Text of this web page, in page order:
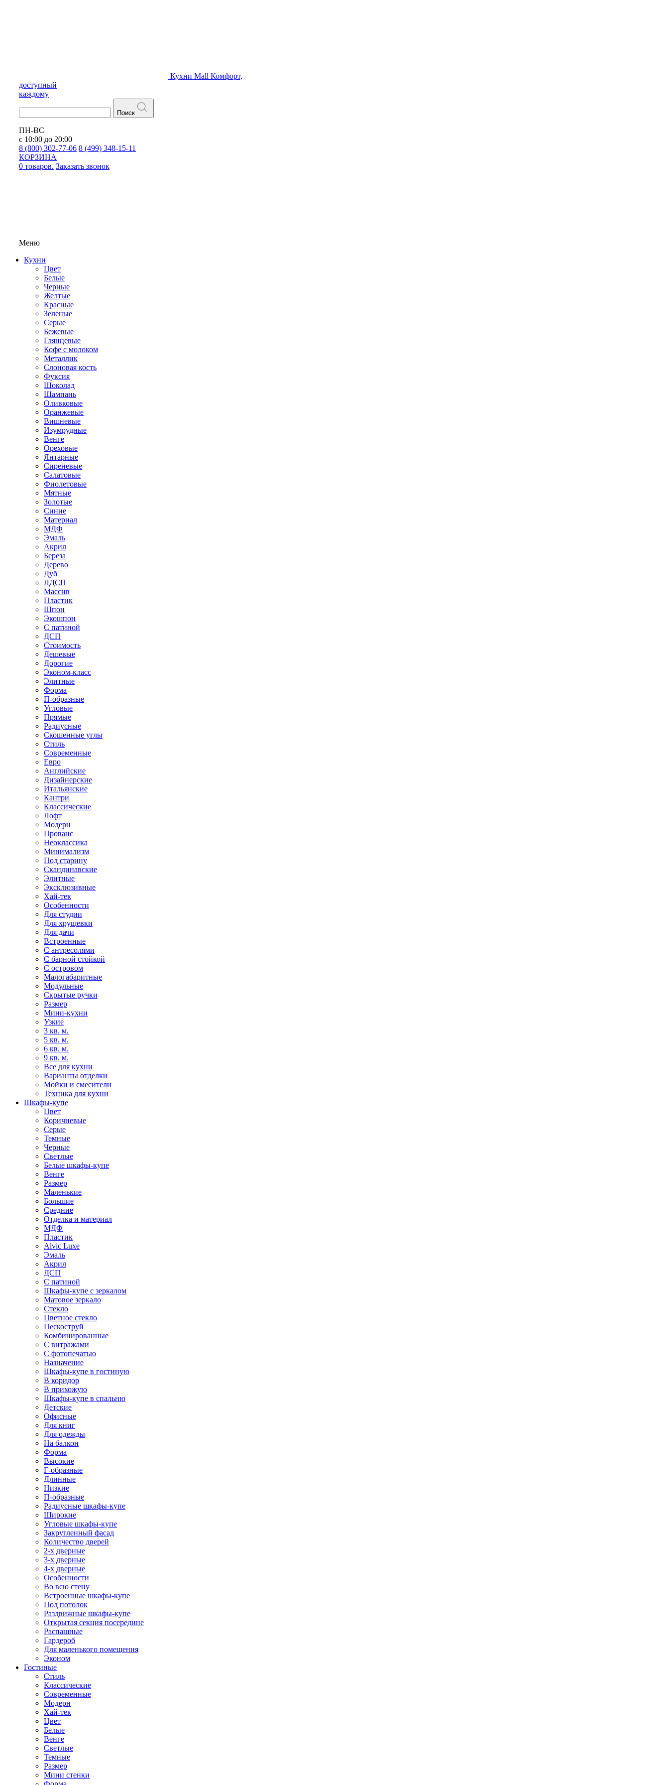
Кухни Mall Комфорт,
доступный
каждому
Поиск
ПН-ВС
с 10:00 до 20:00
8 (800) 302-77-06 8 (499) 348-15-11
КОРЗИНА
0 товаров. Заказать звонок
Меню
Кухни
Цвет
Белые
Черные
Желтые
Красные
Зеленые
Серые
Бежевые
Глянцевые
Кофе с молоком
Металлик
Слоновая кость
Фуксия
Шоколад
Шампань
Оливковые
Оранжевые
Вишневые
Изумрудные
Венге
Ореховые
Янтарные
Сиреневые
Салатовые
Фиолетовые
Мятные
Золотые
Синие
Материал
МДФ
Эмаль
Акрил
Береза
Дерево
Дуб
ЛДСП
Массив
Пластик
Шпон
Экошпон
С патиной
ДСП
Стоимость
Дешевые
Дорогие
Эконом-класс
Элитные
Форма
П-образные
Угловые
Прямые
Радиусные
Скошенные углы
Стиль
Современные
Евро
Английские
Дизайнерские
Итальянские
Кантри
Классические
Лофт
Модерн
Прованс
Неоклассика
Минимализм
Под старину
Скандинавские
Элитные
Эксклюзивные
Хай-тек
Особенности
Для студии
Для хрущевки
Для дачи
Встроенные
С антресолями
С барной стойкой
С островом
Малогабаритные
Модульные
Скрытые ручки
Размер
Мини-кухни
Узкие
3 кв. м.
5 кв. м.
6 кв. м.
9 кв. м.
Все для кухни
Варианты отделки
Мойки и смесители
Техника для кухни
Шкафы-купе
Цвет
Коричневые
Серые
Темные
Черные
Светлые
Белые шкафы-купе
Венге
Размер
Маленькие
Большие
Средние
Отделка и материал
МДФ
Пластик
Alvic Luxe
Эмаль
Акрил
ДСП
С патиной
Шкафы-купе с зеркалом
Матовое зеркало
Стекло
Цветное стекло
Пескоструй
Комбинированные
С витражами
С фотопечатью
Назначение
Шкафы-купе в гостиную
В коридор
В прихожую
Шкафы-купе в спальню
Детские
Офисные
Для книг
Для одежды
На балкон
Форма
Высокие
Г-образные
Длинные
Низкие
П-образные
Радиусные шкафы-купе
Широкие
Угловые шкафы-купе
Закругленный фасад
Количество дверей
2-х дверные
3-х дверные
4-х дверные
Особенности
Во всю стену
Встроенные шкафы-купе
Под потолок
Раздвижные шкафы-купе
Открытая секция посередине
Распашные
Гардероб
Для маленького помещения
Эконом
Гостиные
Стиль
Классические
Современные
Модерн
Хай-тек
Цвет
Белые
Венге
Светлые
Темные
Размер
Мини стенки